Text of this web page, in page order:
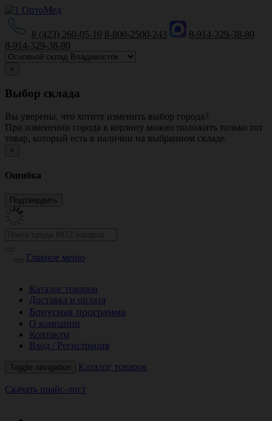
8 (423) 260-05-10 8-800-2500-243
8-914-329-38-80
8-914-329-38-80
×
Выбор склада
Вы уверены, что хотите изменить выбор города?
При изменении города в корзину можно положить только тот
товар, который есть в наличии на выбранном складе.
×
Ошибка
Главное меню
Каталог товаров
Доставка и оплата
Бонусная программа
О компании
Контакты
Вход / Регистрация
Toggle navigation Каталог товаров
Скачать прайс-лист